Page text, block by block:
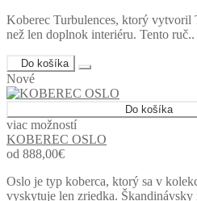
Koberec Turbulences, ktorý vytvoril
než len doplnok interiéru. Tento ruč..
Do košíka
Nové
Do košíka
viac možností
KOBEREC OSLO
od 888,00€
Oslo je typ koberca, ktorý sa v
vyskytuje len zriedka. Škandinávsky